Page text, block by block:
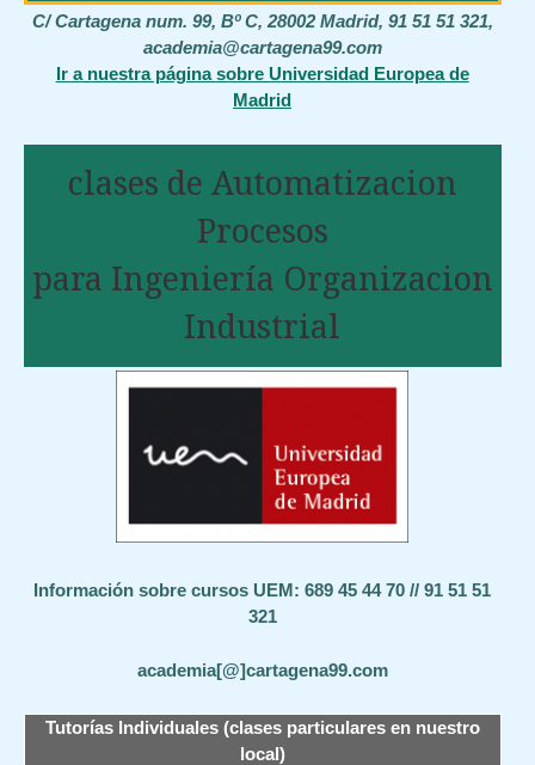
C/ Cartagena num. 99, Bº C, 28002 Madrid, 91 51 51 321,
academia@cartagena99.com
Ir a nuestra página sobre Universidad Europea de
Madrid
clases de Automatizacion
Procesos
para Ingeniería Organizacion
Industrial
Información sobre cursos UEM: 689 45 44 70 // 91 51 51
321
academia[@]cartagena99.com
Tutorías Individuales (clases particulares en nuestro
local)